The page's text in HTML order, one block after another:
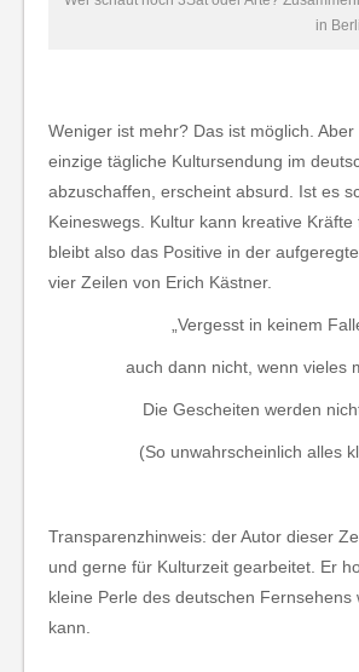
in
Weniger ist mehr? Das ist möglich.
einzige tägliche Kultursendung im
abzuschaffen, erscheint absurd. Ist es
Keineswegs. Kultur kann kreative Kräfte
bleibt also das Positive in der
vier Zeilen von Erich Kästner.
„Vergesst in keinem
auch dann nicht, wenn vieles
Die Gescheiten werden
(So unwahrscheinlich alles
Transparenzhinweis: der Autor dieser
und gerne für Kulturzeit gearbeitet. Er
kleine Perle des deutschen Fernsehens
kann.